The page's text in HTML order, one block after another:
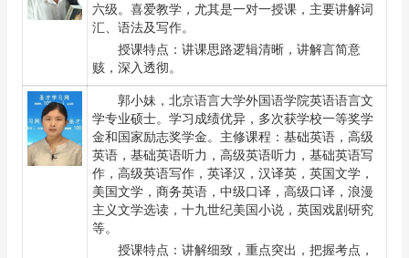
六级。喜爱教学，尤其是一对一授课，主要讲解词
汇、语法及写作。
授课特点：讲课思路逻辑清晰，讲解言简意
赅，深入透彻。
郭小妹 ，北京语言大学外国语学院英语语言文
学专业硕士。学习成绩优异，多次获学校一等奖学
金和国家励志奖学金。主修课程：基础英语，高级
英语，基础英语听力，高级英语听力，基础英语写
作，高级英语写作，英译汉，汉译英，英国文学，
美国文学，商务英语，中级口译，高级口译，浪漫
主义文学选读，十九世纪美国小说，英国戏剧研究
等。
授课特点：讲解细致，重点突出，把握考点，